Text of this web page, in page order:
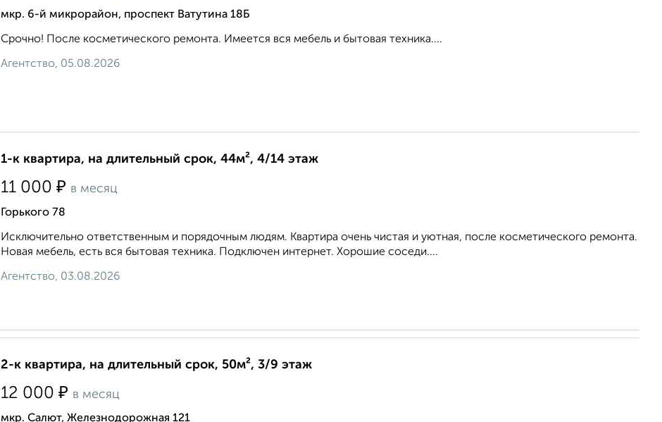
мкр. 6-й микрорайон, проспект Ватутина 18Б
Срочно! После косметического ремонта. Имеется вся мебель и бытовая техника....
Агентство, 05.08.2026
1-к квартира, на длительный срок, 44м², 4/14 этаж
11 000 ₽ в месяц
Горького 78
Исключительно ответственным и порядочным людям. Квартира очень чистая и уютная, после косметического ремонта.
Новая мебель, есть вся бытовая техника. Подключен интернет. Хорошие соседи....
Агентство, 03.08.2026
2-к квартира, на длительный срок, 50м², 3/9 этаж
12 000 ₽ в месяц
мкр. Салют, Железнодорожная 121